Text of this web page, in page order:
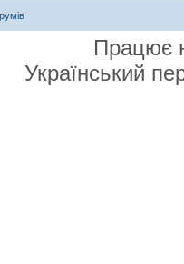
Працює
Український